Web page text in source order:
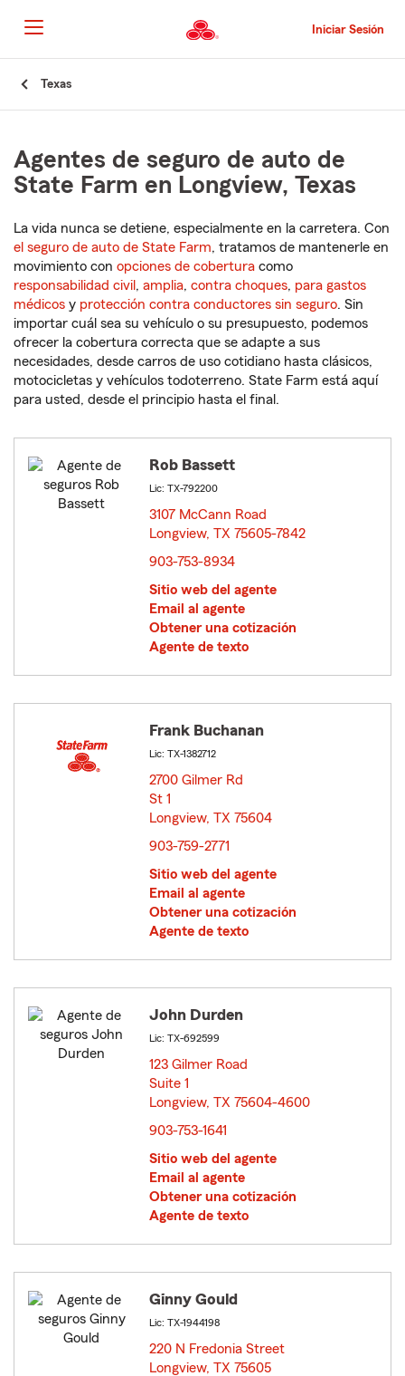
al
contenido
principal
Iniciar Sesión
Texas
Agentes de seguro de auto de
State Farm en Longview, Texas
La vida nunca se detiene, especialmente en la carretera. Con
el seguro de auto de State Farm, tratamos de mantenerle en
movimiento con opciones de cobertura como
responsabilidad civil , amplia, contra choques, para gastos
médicos y protección contra conductores sin seguro. Sin
importar cuál sea su vehículo o su presupuesto, podemos
ofrecer la cobertura correcta que se adapte a sus
necesidades, desde carros de uso cotidiano hasta clásicos,
motocicletas y vehículos todoterreno. State Farm está aquí
para usted, desde el principio hasta el final.
Rob Bassett
Lic: TX-792200
3107 McCann Road
Longview, TX 75605-7842
903-753-8934
Sitio web del agente
Email al agente
Obtener una cotización
Agente de texto
Frank Buchanan
Lic: TX-1382712
2700 Gilmer Rd
St 1
Longview, TX 75604
903-759-2771
Sitio web del agente
Email al agente
Obtener una cotización
Agente de texto
John Durden
Lic: TX-692599
123 Gilmer Road
Suite 1
Longview, TX 75604-4600
903-753-1641
Sitio web del agente
Email al agente
Obtener una cotización
Agente de texto
Ginny Gould
Lic: TX-1944198
220 N Fredonia Street
Longview, TX 75605